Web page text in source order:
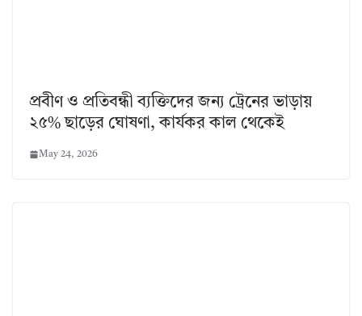
প্রবীণ ও প্রতিবন্ধী ব্যক্তিদের জন্য ট্রেনের ভাড়ায়
২৫% ছাড়ের ঘোষণা, কার্যকর কাল থেকেই
May 24, 2026